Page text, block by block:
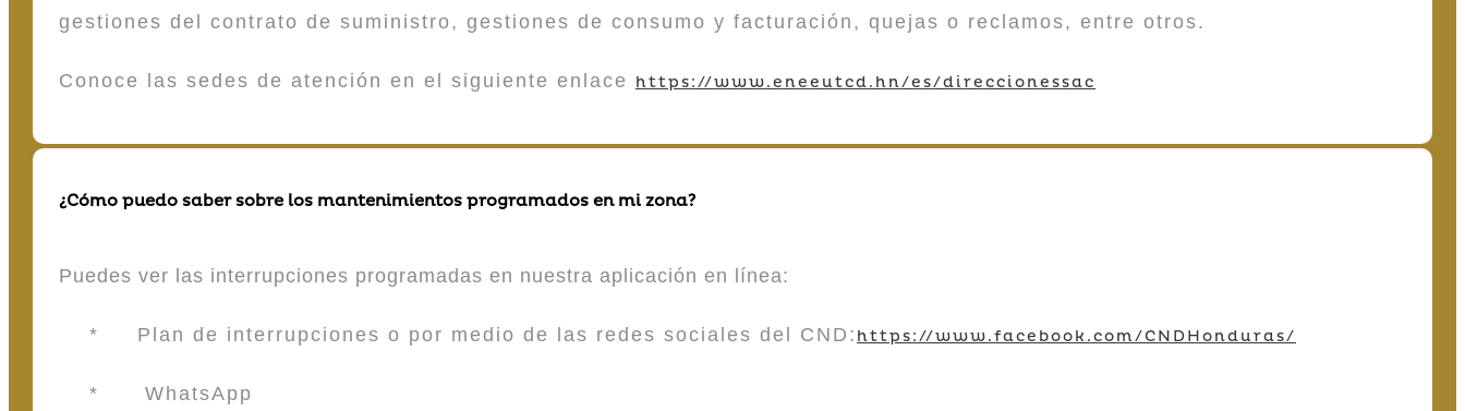
gestiones del contrato de suministro, gestiones de consumo y facturación, quejas o reclamos, entre otros.
Conoce las sedes de atención en el siguiente enlace https://www.eneeutcd.hn/es/direccionessac
¿Cómo puedo saber sobre los mantenimientos programados en mi zona?
Puedes ver las interrupciones programadas en nuestra aplicación en línea:
* Plan de interrupciones o por medio de las redes sociales del CND: https://www.facebook.com/CNDHonduras/
* WhatsApp